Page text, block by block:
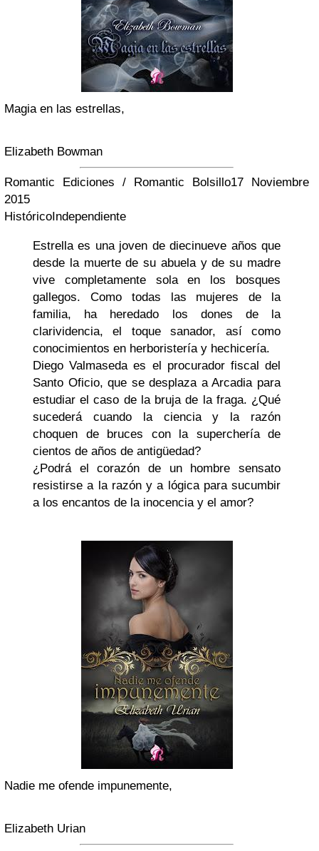
Magia en las estrellas,
Elizabeth Bowman
Romantic Ediciones / Romantic Bolsillo17 Noviembre
2015
HistóricoIndependiente
Estrella es una joven de diecinueve años que
desde la muerte de su abuela y de su madre
vive completamente sola en los bosques
gallegos. Como todas las mujeres de la
familia, ha heredado los dones de la
clarividencia, el toque sanador, así como
conocimientos en herboristería y hechicería.
Diego Valmaseda es el procurador fiscal del
Santo Oficio, que se desplaza a Arcadia para
estudiar el caso de la bruja de la fraga. ¿Qué
sucederá cuando la ciencia y la razón
choquen de bruces con la superchería de
cientos de años de antigüedad?
¿Podrá el corazón de un hombre sensato
resistirse a la razón y a lógica para sucumbir
a los encantos de la inocencia y el amor?
Nadie me ofende impunemente,
Elizabeth Urian